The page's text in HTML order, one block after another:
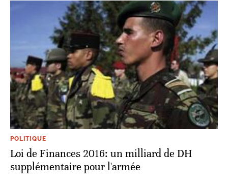
POLITIQUE
Loi de Finances 2016: un milliard de DH
supplémentaire pour l'armée